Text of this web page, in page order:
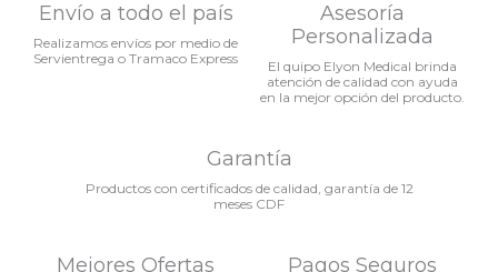
Envío a todo el país
Realizamos envíos por medio de
Servientrega o Tramaco Express
Asesoría
Personalizada
El quipo Elyon Medical brinda
atención de calidad con ayuda
en la mejor opción del producto.
Garantía
Productos con certificados de calidad, garantía de 12
meses CDF
Mejores Ofertas Pagos Seguros